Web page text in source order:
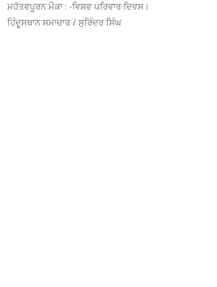
ਮਹੱਤਵਪੂਰਨ ਮੌਕਾ : -ਵਿਸ਼ਵ ਪਰਿਵਾਰ ਦਿਵਸ।
ਹਿੰਦੂਸਥਾਨ ਸਮਾਚਾਰ / ਸੁਰਿੰਦਰ ਸਿੰਘ